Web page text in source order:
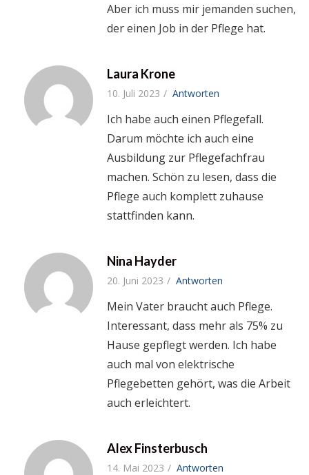
Aber ich muss mir jemanden suchen,
der einen Job in der Pflege hat.
Laura Krone
10. Juli 2023 Antworten
Ich habe auch einen Pflegefall.
Darum möchte ich auch eine
Ausbildung zur Pflegefachfrau
machen. Schön zu lesen, dass die
Pflege auch komplett zuhause
stattfinden kann.
Nina Hayder
20. Juni 2023 Antworten
Mein Vater braucht auch Pflege.
Interessant, dass mehr als 75% zu
Hause gepflegt werden. Ich habe
auch mal von elektrische
Pflegebetten gehört, was die Arbeit
auch erleichtert.
Alex Finsterbusch
14. Mai 2023 Antworten